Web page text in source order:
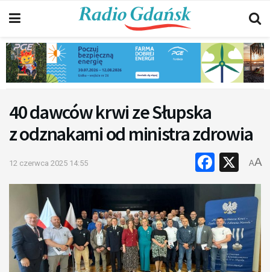
40 dawców krwi ze Słupska
z odznakami od ministra zdrowia
12 czerwca 2025 14:55 X
AA